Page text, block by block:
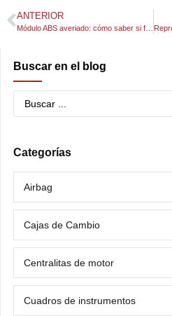
ANTERIOR
Módulo ABS averiado: cómo saber si falla, causas y reparación
Buscar en el blog
Categorías
Airbag
Cajas de Cambio
Centralitas de motor
Cuadros de instrumentos